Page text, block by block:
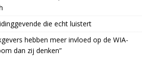
die echt luistert
hebben meer invloed op de WIA-
dan zij denken”